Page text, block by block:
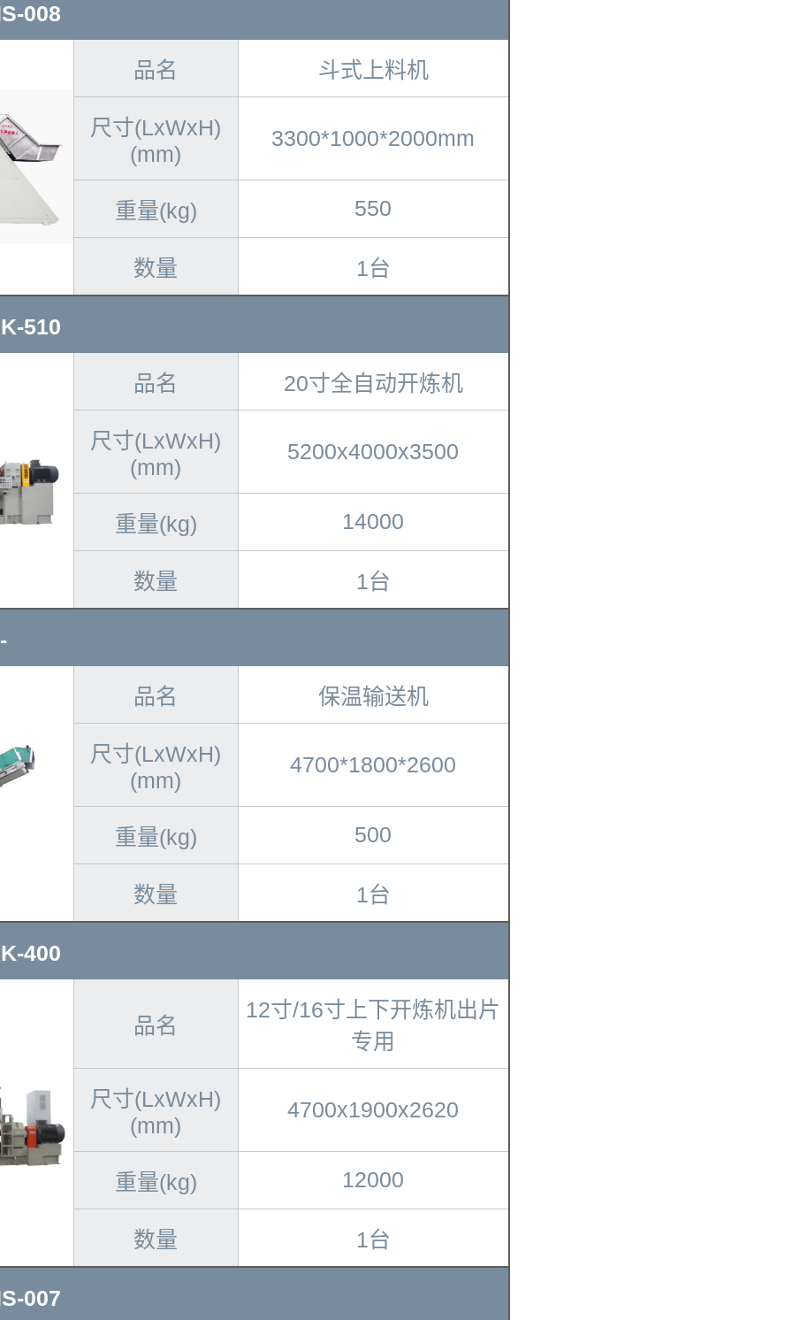
008
品名 斗式上料机
尺寸(LxWxH)
(mm)
3300*1000*2000mm
重量(kg) 550
数量 1台
510
品名 20寸全自动开炼机
尺寸(LxWxH)
(mm)
5200x4000x3500
重量(kg) 14000
数量 1台
品名 保温输送机
尺寸(LxWxH)
(mm)
4700*1800*2600
重量(kg) 500
数量 1台
400
品名
12寸/16寸上下开炼机出片
专用
尺寸(LxWxH)
(mm)
4700x1900x2620
重量(kg) 12000
数量 1台
007